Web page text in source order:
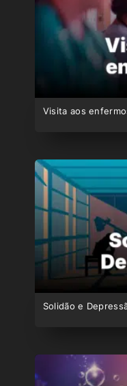
Visita aos
Solidão e